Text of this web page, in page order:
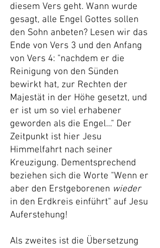
diesem Vers geht. Wann wurde
gesagt, alle Engel Gottes sollen
den Sohn anbeten? Lesen wir das
Ende von Vers 3 und den Anfang
von Vers 4: "nachdem er die
Reinigung von den Sünden
bewirkt hat, zur Rechten der
Majestät in der Höhe gesetzt, und
er ist um so viel erhabener
geworden als die Engel..." Der
Zeitpunkt ist hier Jesu
Himmelfahrt nach seiner
Kreuzigung. Dementsprechend
beziehen sich die Worte "Wenn er
aber den Erstgeborenen wieder
in den Erdkreis einführt" auf Jesu
Auferstehung!
Als zweites ist die Übersetzung